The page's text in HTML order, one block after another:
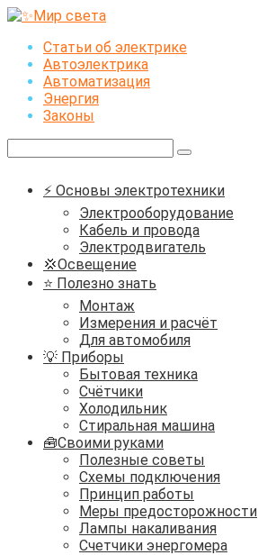
Перейти
контентуСтатьи об электрике
Автоэлектрика
Автоматизация
Энергия
Законы
⚡ Основы электротехники
Электрооборудование
Кабель и провода
Электродвигатель
💢Освещение
⭐ Полезно знать
Монтаж
Измерения и расчёт
Для автомобиля
💡 Приборы
Бытовая техника
Счётчики
Холодильник
Стиральная машина
🧰Своими руками
Полезные советы
Схемы подключения
Принцип работы
Меры предосторожности
Лампы накаливания
Счетчики энергомера